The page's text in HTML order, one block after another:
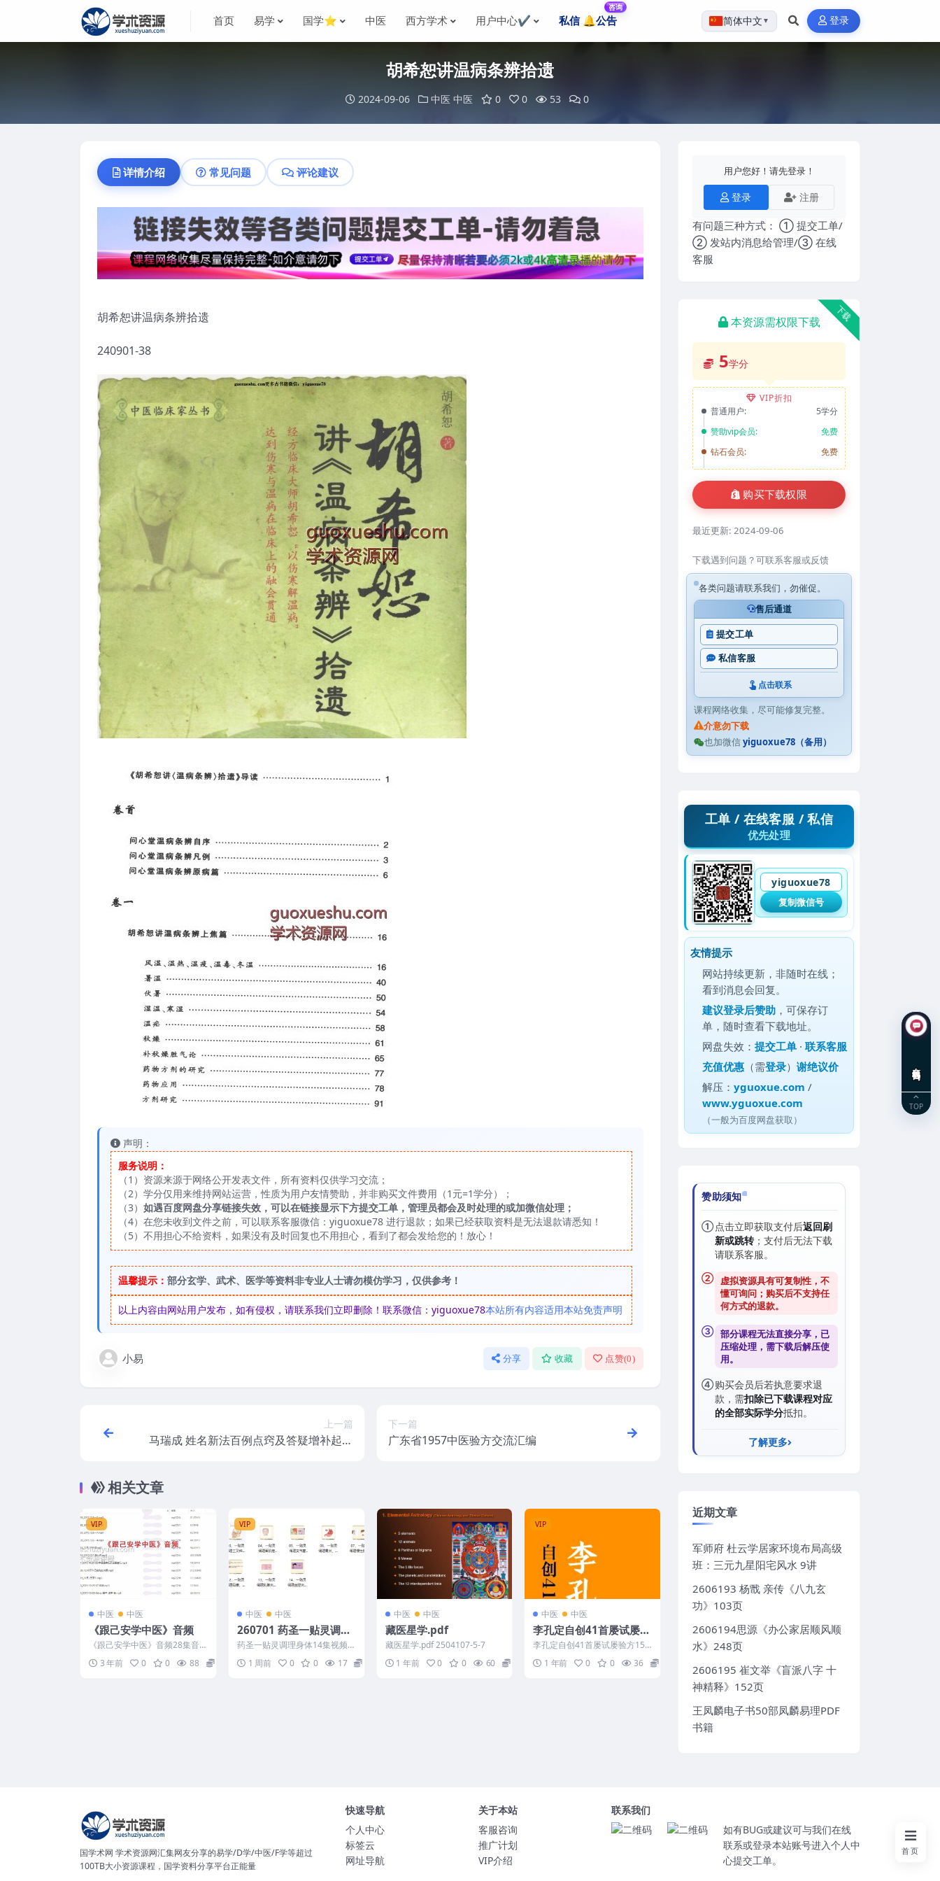
首页 易学 国学⭐ 中医 西方学术 用户中心✔️ 私信 🔔公告
咨询
简体中文 ▼ 登录
胡希恕讲温病条辨拾遗
2024-09-06 中医 中医 0 0 53 0
详情介绍 常见问题 评论建议
胡希恕讲温病条辨拾遗
240901-38
声明：
服务说明：
（1）资源来源于网络公开发表文件，所有资料仅供学习交流；
（2）学分仅用来维持网站运营，性质为用户友情赞助，并非购买文件费用（1元=1学分）；
（3） 如遇百度网盘分享链接失效，可以在链接显示下方提交工单，管理员都会及时处理的或加微信处理；
（4）在您未收到文件之前，可以联系客服微信：yiguoxue78 进行退款；如果已经获取资料是无法退款请悉知！
（5）不用担心不给资料，如果没有及时回复也不用担心，看到了都会发给您的！放心！
温馨提示： 部分玄学、武术、医学等资料非专业人士请勿模仿学习，仅供参考！
以上内容由网站用户发布，如有侵权，请联系我们立即删除！联系微信：yiguoxue78本站所有内容适用本站免责声明
小易 分享 收藏 点赞(0)
上一篇
马瑞成 姓名新法百例点窍及答疑增补起名
下一篇
广东省1957中医验方交流汇编
相关文章
VIP
中医 中医
《跟己安学中医》音频
《跟己安学中医》音频28集音
3 年前 0 0 88
VIP
中医 中医
260701 药圣一贴灵调理
身体14集视频课
药圣一贴灵调理身体14集视频
课 260701 260701 徐任药圣一
贴灵调理身...
1 周前 0 0 17
中医 中医
藏医星学.pdf
藏医星学.pdf 2504107-5-7
1 年前
0 0 60
VIP
中医 中医
李孔定自创41首屡试屡验
方
李孔定自创41首屡试屡验方155
1 年前 0 0 36
用户您好！请先登录！
登录 注册
有问题三种方式： ① 提交工单/
② 发站内消息给管理/③ 在线
客服
下载
本资源需权限下载
5学分
VIP折扣
普通用户:
5学分
赞助vip会员:
免费
钻石会员:
免费
购买下载权限
最近更新: 2024-09-06
下载遇到问题？可联系客服或反馈
各类问题请联系我们，勿催促。
售后通道
提交工单
私信客服
点击联系
课程网络收集，尽可能修复完整。
介意勿下载
也加微信yiguoxue78（备用）
工单 / 在线客服 / 私信
优先处理
yiguoxue78
复制微信号
友情提示
网站持续更新，非随时在线；
看到消息会回复。
建议登录后赞助 ，可保存订
单，随时查看下载地址。
网盘失效：提交工单 ·联系客服
充值优惠 （需登录）谢绝议价
解压：yguoxue.com /
www.yguoxue.com
（一般为百度网盘获取）
赞助须知
①点击立即获取支付后返回刷
新或跳转；支付后无法下载
请联系客服。
②
虚拟资源具有可复制性，不
懂可询问；购买后不支持任
何方式的退款。
③ 部分课程无法直接分享，已
压缩处理，需下载后解压使
用。
④购买会员后若执意要求退
款，需扣除已下载课程对应
的全部实际学分抵扣。
了解更多
近期文章
军师府 杜云学居家环境布局高级
班：三元九星阳宅风水 9讲
2606193 杨戬 亲传《八九玄
功》103页
2606194思源《办公家居顺风顺
水》248页
2606195 崔文举《盲派八字 十
神精释》152页
王凤麟电子书50部凤麟易理PDF
书籍
国学术网 学术资源网汇集网友分享的易学/D学/中医/F学等超过
100TB大小资源课程，国学资料分享平台正能量
快速导航
个人中心
标签云
网址导航
关于本站
客服咨询
推广计划
VIP介绍
联系我们
如有BUG或建议可与我们在线
联系或登录本站账号进入个人中
心提交工单。
首页
TOP